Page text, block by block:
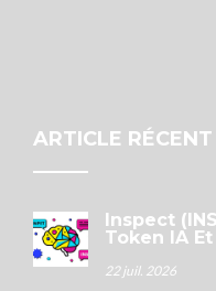
ARTICLE RÉCENT
Inspect
Token IA
22 juil. 2026